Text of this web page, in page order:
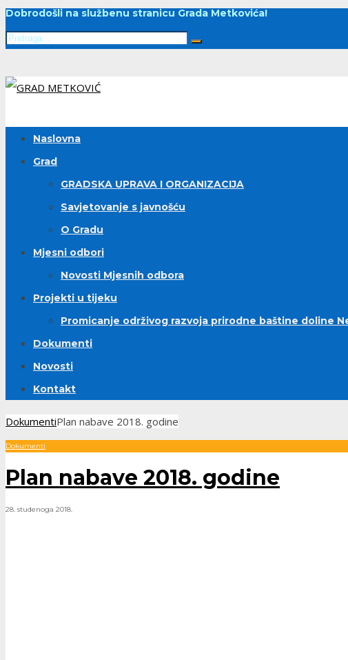
Dobrodošli na službenu stranicu Grada Metkovića!
Naslovna
Grad
GRADSKA UPRAVA I ORGANIZACIJA
Savjetovanje s javnošću
O Gradu
Mjesni odbori
Novosti Mjesnih odbora
Projekti u tijeku
Promicanje održivog razvoja prirodne baštine doline
Dokumenti
Novosti
Kontakt
DokumentiPlan nabave 2018. godine
Dokumenti
Plan nabave 2018. godine
28. studenoga 2018.